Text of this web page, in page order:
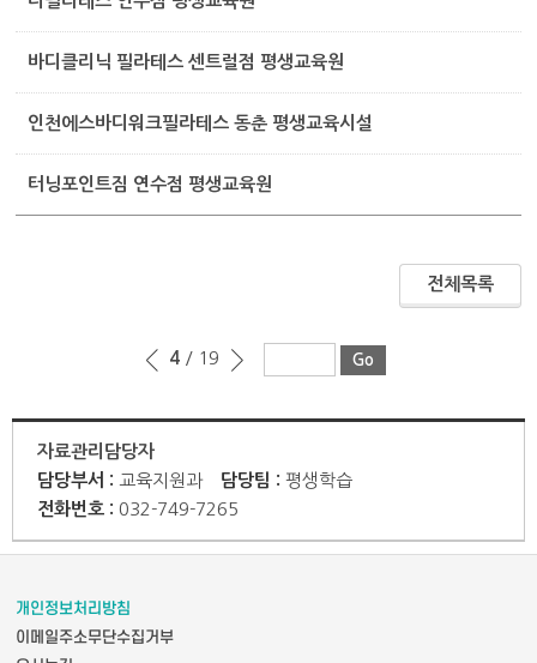
바디클리닉 필라테스 센트럴점 평생교육원
인천에스바디워크필라테스 동춘 평생교육시설
터닝포인트짐 연수점 평생교육원
전체목록
4 / 19
자료관리담당자
담당부서 : 교육지원과 담당팀 : 평생학습
전화번호 : 032-749-7265
개인정보처리방침
이메일주소무단수집거부